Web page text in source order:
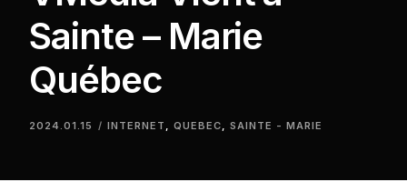
Sainte – Marie
Québec
2024.01.15 INTERNET ,QUEBEC,SAINTE - MARIE
HOME SECURITY
WHY US
SUPPORT